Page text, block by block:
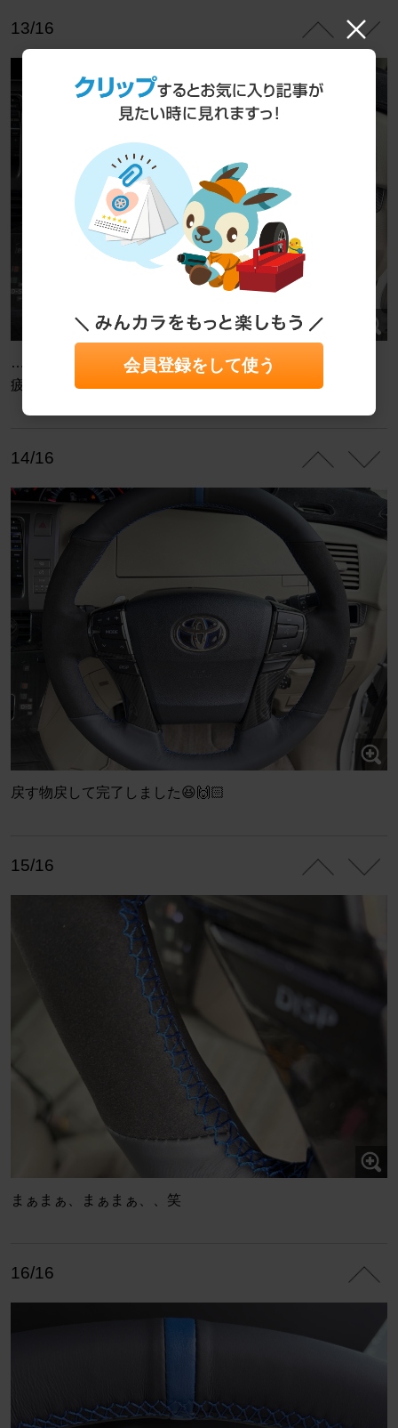
13/16
…約2時間😓終わったー❗️
疲れました💦疲れすぎて途中写真ありません笑
14/16
戻す物戻して完了しました😆🙌🏻
15/16
まぁまぁ、まぁまぁ、、笑
16/16
会員登録をして使う